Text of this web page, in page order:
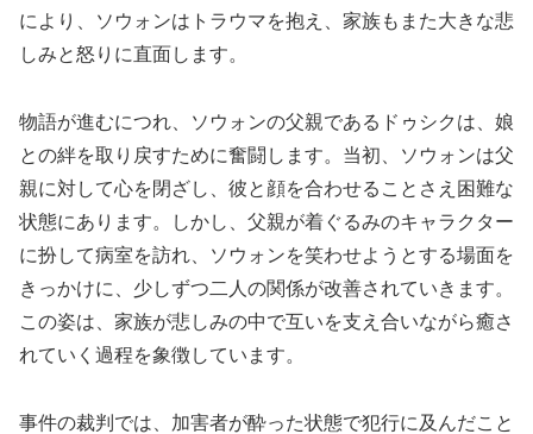
により、ソウォンはトラウマを抱え、家族もまた大きな悲
しみと怒りに直面します。
物語が進むにつれ、ソウォンの父親であるドゥシクは、娘
との絆を取り戻すために奮闘します。当初、ソウォンは父
親に対して心を閉ざし、彼と顔を合わせることさえ困難な
状態にあります。しかし、父親が着ぐるみのキャラクター
に扮して病室を訪れ、ソウォンを笑わせようとする場面を
きっかけに、少しずつ二人の関係が改善されていきます。
この姿は、家族が悲しみの中で互いを支え合いながら癒さ
れていく過程を象徴しています。
事件の裁判では、加害者が酔った状態で犯行に及んだこと